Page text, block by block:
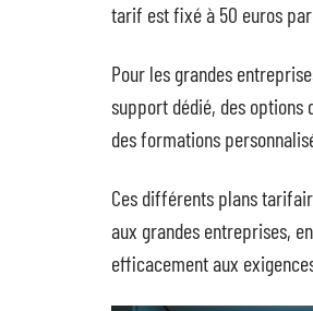
tarif est fixé à 50 euros
Pour les grandes
support dédié, des
des formations
Ces différents plans
aux grandes entreprises,
efficacement aux